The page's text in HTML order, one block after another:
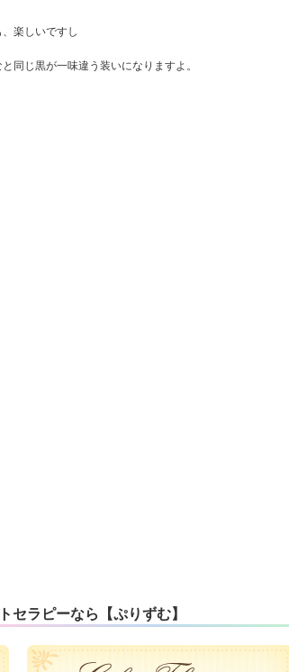
楽しいですし
同じ黒が一味違う装いになりますよ。
セラピーなら【ぷりずむ】